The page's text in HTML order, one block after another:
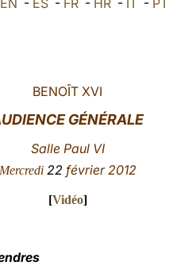
EN - ES- FR- HR- IT- PT
BENOÎT XVI
GÉNÉRALE
Salle Paul VI
Mercredi 22 février 2012
[Vidéo]